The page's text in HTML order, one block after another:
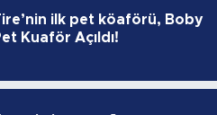
ilk pet köaförü, Boby
Kuaför Açıldı!